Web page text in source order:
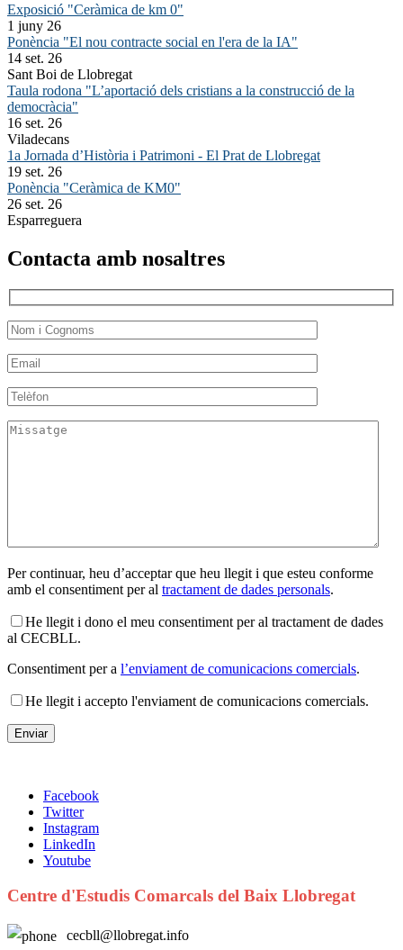
Exposició "Ceràmica de km 0"
1 juny 26
Ponència "El nou contracte social en l'era de la IA"
14 set. 26
Sant Boi de Llobregat
Taula rodona "L’aportació dels cristians a la construcció de la
democràcia"
16 set. 26
Viladecans
1a Jornada d’Història i Patrimoni - El Prat de Llobregat
19 set. 26
Ponència "Ceràmica de KM0"
26 set. 26
Esparreguera
Contacta amb nosaltres
Per continuar, heu d’acceptar que heu llegit i que esteu conforme
amb el consentiment per al tractament de dades personals.
He llegit i dono el meu consentiment per al tractament de dades
al CECBLL.
Consentiment per a l’enviament de comunicacions comercials.
He llegit i accepto l'enviament de comunicacions comercials.
Facebook
Twitter
Instagram
LinkedIn
Youtube
Centre d'Estudis Comarcals del Baix Llobregat
cecbll@llobregat.info